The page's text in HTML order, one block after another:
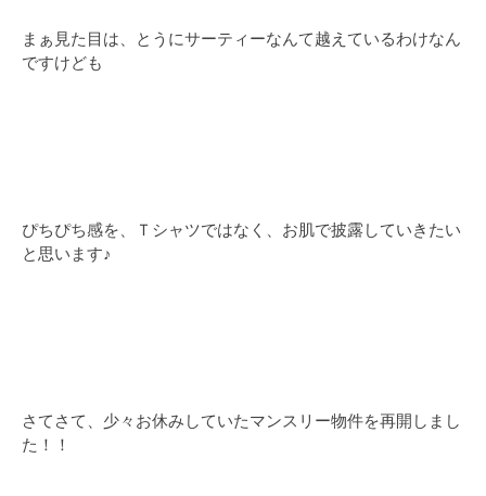
まぁ見た目は、とうにサーティーなんて越えているわけなん
ですけども
ぴちぴち感を、Ｔシャツではなく、お肌で披露していきたい
と思います♪
さてさて、少々お休みしていたマンスリー物件を再開しまし
た！！